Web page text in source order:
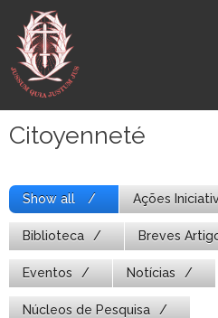
para
conteúdo
Citoyenneté
Show all Ações
Biblioteca Breves
Eventos Notícias
Núcleos de Pesquisa